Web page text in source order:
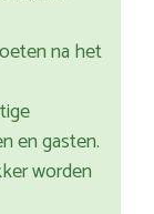
na het
en gasten.
worden